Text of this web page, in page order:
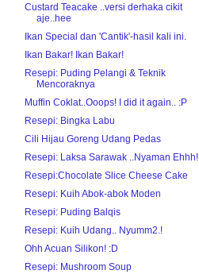
Custard Teacake ..versi derhaka cikit
aje..hee
Ikan Special dan 'Cantik'-hasil kali ini.
Ikan Bakar! Ikan Bakar!
Resepi: Puding Pelangi & Teknik
Mencoraknya
Muffin Coklat..Ooops! I did it again.. :P
Resepi: Bingka Labu
Cili Hijau Goreng Udang Pedas
Resepi: Laksa Sarawak ..Nyaman Ehhh!
Resepi:Chocolate Slice Cheese Cake
Resepi: Kuih Abok-abok Moden
Resepi: Puding Balqis
Resepi: Kuih Udang.. Nyumm2.!
Ohh Acuan Silikon! :D
Resepi: Mushroom Soup